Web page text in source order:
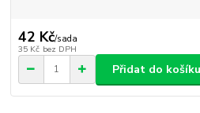
42 Kč/sada
35 Kč bez DPH
Přidat do košíku